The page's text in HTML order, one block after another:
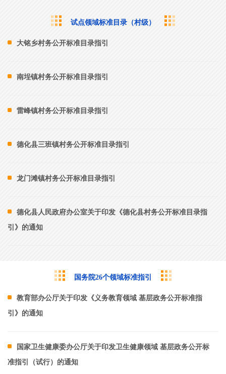
试点领域标准目录（村级）
大铭乡村务公开标准目录指引
南埕镇村务公开标准目录指引
雷峰镇村务公开标准目录指引
德化县三班镇村务公开标准目录指引
龙门滩镇村务公开标准目录指引
德化县人民政府办公室关于印发《德化县村务公开标准目录指
引》的通知
国务院26个领域标准指引
教育部办公厅关于印发《义务教育领域 基层政务公开标准指
引》的通知
国家卫生健康委办公厅关于印发卫生健康领域 基层政务公开标
准指引（试行）的通知